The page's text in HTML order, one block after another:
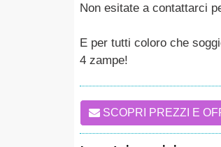
Non esitate a contattarci
E per tutti coloro che
4 zampe!
SCOPRI PREZZI E